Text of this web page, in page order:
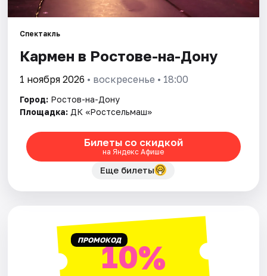
Площадки
Артисты
Рейтинги
Спектакль
Кармен в Ростове-на-Дону
1 ноября 2026 • воскресенье • 18:00
Город: Ростов-на-Дону
Площадка: ДК «Ростсельмаш»
Билеты со скидкой
на Яндекс Афише
Еще билеты
ПРОМОКОД10%